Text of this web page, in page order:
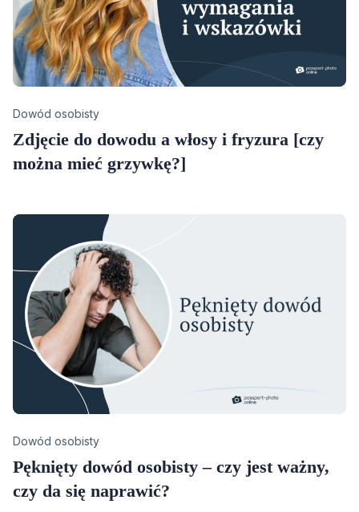
Category
Dowód osobisty
Zdjęcie do dowodu a włosy i fryzura [czy
można mieć grzywkę?]
Category
Dowód osobisty
Pęknięty dowód osobisty – czy jest ważny,
czy da się naprawić?